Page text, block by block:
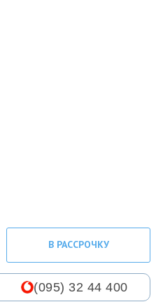
В РАССРОЧКУ
(095) 32 44 400